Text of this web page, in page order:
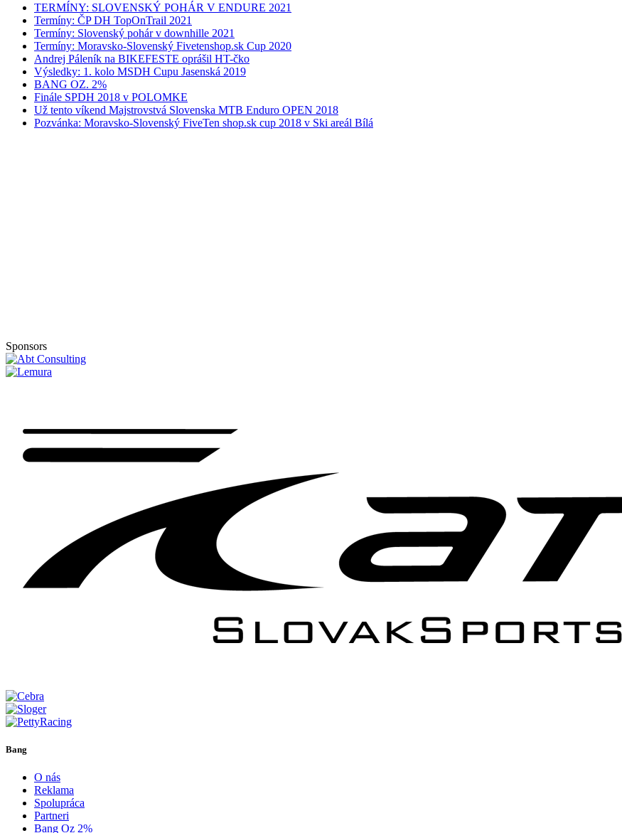
TERMÍNY: SLOVENSKÝ POHÁR V ENDURE 2021
Termíny: ČP DH TopOnTrail 2021
Termíny: Slovenský pohár v downhille 2021
Termíny: Moravsko-Slovenský Fivetenshop.sk Cup 2020
Andrej Páleník na BIKEFESTE oprášil HT-čko
Výsledky: 1. kolo MSDH Cupu Jasenská 2019
BANG OZ. 2%
Finále SPDH 2018 v POLOMKE
Už tento víkend Majstrovstvá Slovenska MTB Enduro OPEN 2018
Pozvánka: Moravsko-Slovenský FiveTen shop.sk cup 2018 v Ski areál Bílá
Sponsors
Bang
O nás
Reklama
Spolupráca
Partneri
Bang Oz 2%